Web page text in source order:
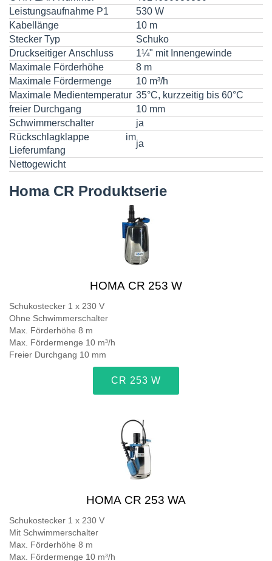
Leistungsaufnahme P1
530 W
Kabellänge
10 m
Stecker Typ
Schuko
Druckseitiger Anschluss
1¼" mit Innengewinde
Maximale Förderhöhe
8 m
Maximale Fördermenge
10 m³/h
Maximale Medientemperatur 35°C, kurzzeitig bis 60°C
freier Durchgang
10 mm
Schwimmerschalter
ja
Rückschlagklappe im
Lieferumfang
ja
Nettogewicht
Homa CR Produktserie
HOMA CR 253 W
Schukostecker 1 x 230 V
Ohne Schwimmerschalter
Max. Förderhöhe 8 m
Max. Fördermenge 10 m³/h
Freier Durchgang 10 mm
CR 253 W
HOMA CR 253 WA
Schukostecker 1 x 230 V
Mit Schwimmerschalter
Max. Förderhöhe 8 m
Max. Fördermenge 10 m³/h